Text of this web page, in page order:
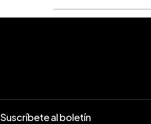
Suscríbete al boletín